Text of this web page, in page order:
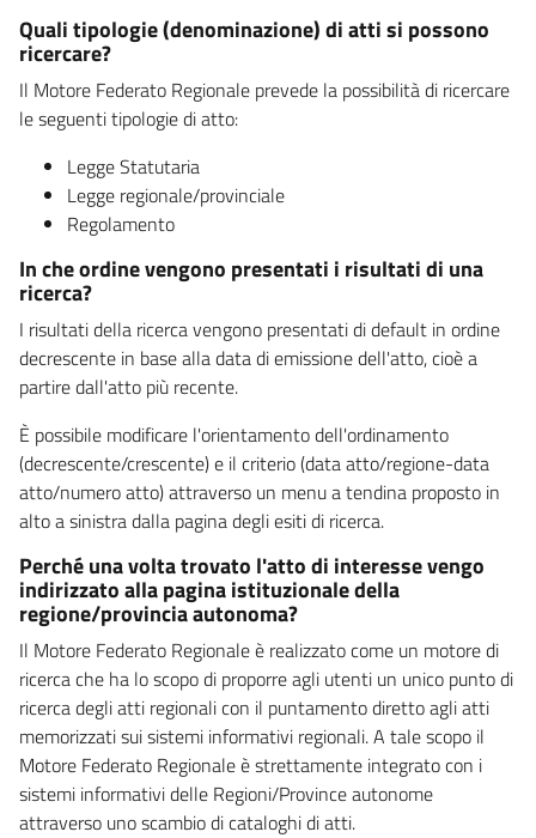
Quali tipologie (denominazione) di atti si possono
ricercare?
Il Motore Federato Regionale prevede la possibilità di ricercare
le seguenti tipologie di atto:
Legge Statutaria
Legge regionale/provinciale
Regolamento
In che ordine vengono presentati i risultati di una
ricerca?
I risultati della ricerca vengono presentati di default in ordine
decrescente in base alla data di emissione dell'atto, cioè a
partire dall'atto più recente.
È possibile modificare l'orientamento dell'ordinamento
(decrescente/crescente) e il criterio (data atto/regione-data
atto/numero atto) attraverso un menu a tendina proposto in
alto a sinistra dalla pagina degli esiti di ricerca.
Perché una volta trovato l'atto di interesse vengo
indirizzato alla pagina istituzionale della
regione/provincia autonoma?
Il Motore Federato Regionale è realizzato come un motore di
ricerca che ha lo scopo di proporre agli utenti un unico punto di
ricerca degli atti regionali con il puntamento diretto agli atti
memorizzati sui sistemi informativi regionali. A tale scopo il
Motore Federato Regionale è strettamente integrato con i
sistemi informativi delle Regioni/Province autonome
attraverso uno scambio di cataloghi di atti.